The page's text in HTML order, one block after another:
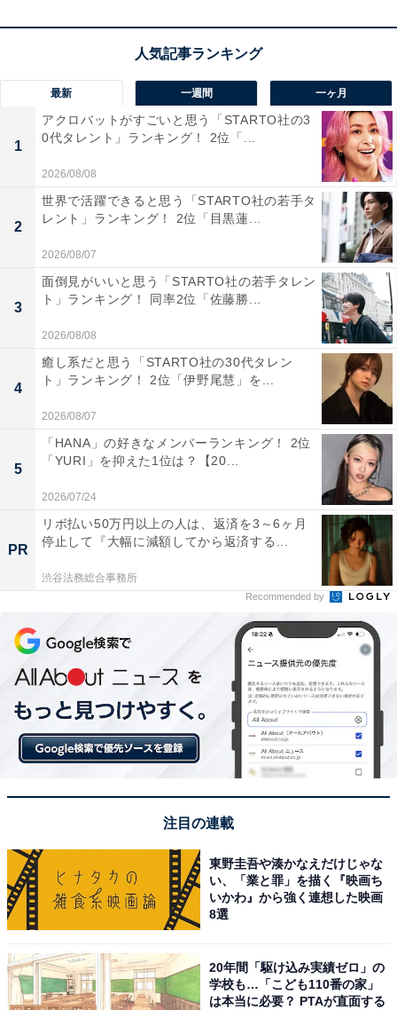
1位：浦和（JR京浜東北線）
1位は、JR京浜東北線の「浦和」駅でした。JR線が5路
線乗り入れ、直通電車も運行している東京の渋谷や新宿
までは約30分、神奈川県の横浜まで約1時間弱で行くこ
とができ、交通利便性の高さでも人気です。駅前には
「浦和PARCO」や「浦和コルソ」など大型商業施設や
飲食店が多く、「文教地区」を象徴するように、県立美
術館や県立図書館などの文化施設や学校が多いエリアで
回答者からは、「静かな住宅街である。スーパーが徒歩
圏内に複数あるので、物価が安い。駅からやや離れてい
るが、バス路線の本数が多いので、駅に出やすい。駅前
に大型商業施設が複数あるので、買い物に便利。都心に
も電車一本で出られる」「長い歴史の閑静な住宅街。大
型マンションも建たず幹線道路も拡張されず住むには居
心地の良いエリア。近所には公園もあり災害のとても少
ない地域であること」などのコメントが寄せられまし
※回答者のコメントは原文ママです
この記事の筆者：福島 ゆき プロフィール
アニメや漫画のレビュー、エンタメトピックスなどを中
心に、オールジャンルで執筆中のライター。時々、店舗
取材などのリポート記事も担当。All AboutおよびAll
About ニュースでのライター歴は5年。
10位までの全ランキング結果を見
る
最新 一週間 一ヶ月
1
アクロバットがすごいと思う「STARTO社の3
0代タレント」ランキング！ 2位「...
2026/08/08
2
世界で活躍できると思う「STARTO社の若手タ
レント」ランキング！ 2位「目黒蓮...
2026/08/07
3
面倒見がいいと思う「STARTO社の若手タレン
ト」ランキング！ 同率2位「佐藤勝...
2026/08/08
4
癒し系だと思う「STARTO社の30代タレン
ト」ランキング！ 2位「伊野尾慧」を...
2026/08/07
5
「HANA」の好きなメンバーランキング！ 2位
「YURI」を抑えた1位は？【20...
2026/07/24
PR
リボ払い50万円以上の人は、返済を3～6ヶ月
停止して『大幅に減額してから返済する...
渋谷法務総合事務所
Recommended by
注目の連載
東野圭吾や湊かなえだけじゃな
い、「業と罪」を描く『映画ち
いかわ』から強く連想した映画
8選
20年間「駆け込み実績ゼロ」の
学校も…「こども110番の家」
は本当に必要？ PTAが直面する